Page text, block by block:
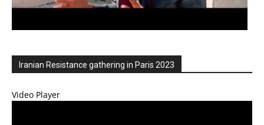
Iranian Resistance gathering in Paris 2023
Video Player